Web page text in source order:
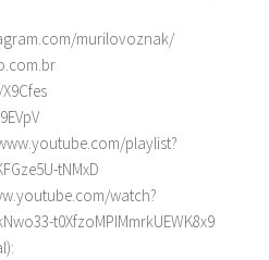
murilovoznak/
www.youtube.com/playlist?
tNMxD
watch?
t0XfzoMPIMmrkUEWK8x9